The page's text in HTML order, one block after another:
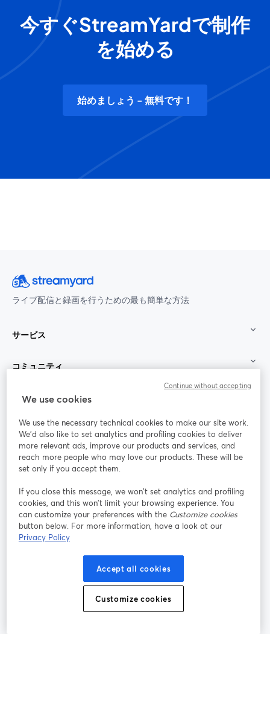
今すぐStreamYardで制作
を始める
始めましょう - 無料です！
ライブ配信と録画を行うための最も簡単な方法
サービス
コミュニティ
StreamYard：
参加する
ライ
ンセ
ミナ
ー
Facebook
新しいタブで開く(Twitter)
YouTube
Instagram
新しいタブで開く
LinkedIn
新しいタブで開く
新しいタブで開く
プラットフォーム利用規約
個人情報保護方針 クッキーポリシー
We use cookies
We use the necessary technical cookies to make our site work.
We'd also like to set analytics and profiling cookies to deliver
more relevant ads, improve our products and services, and
reach more people who may love our products. These will be
set only if you accept them.
If you close this message, we won’t set analytics and profiling
cookies, and this won’t limit your browsing experience. You
can customize your preferences with the Customize cookies
button below. For more information, have a look at our
Privacy Policy
Accept all cookies
Customize cookies
Continue without accepting